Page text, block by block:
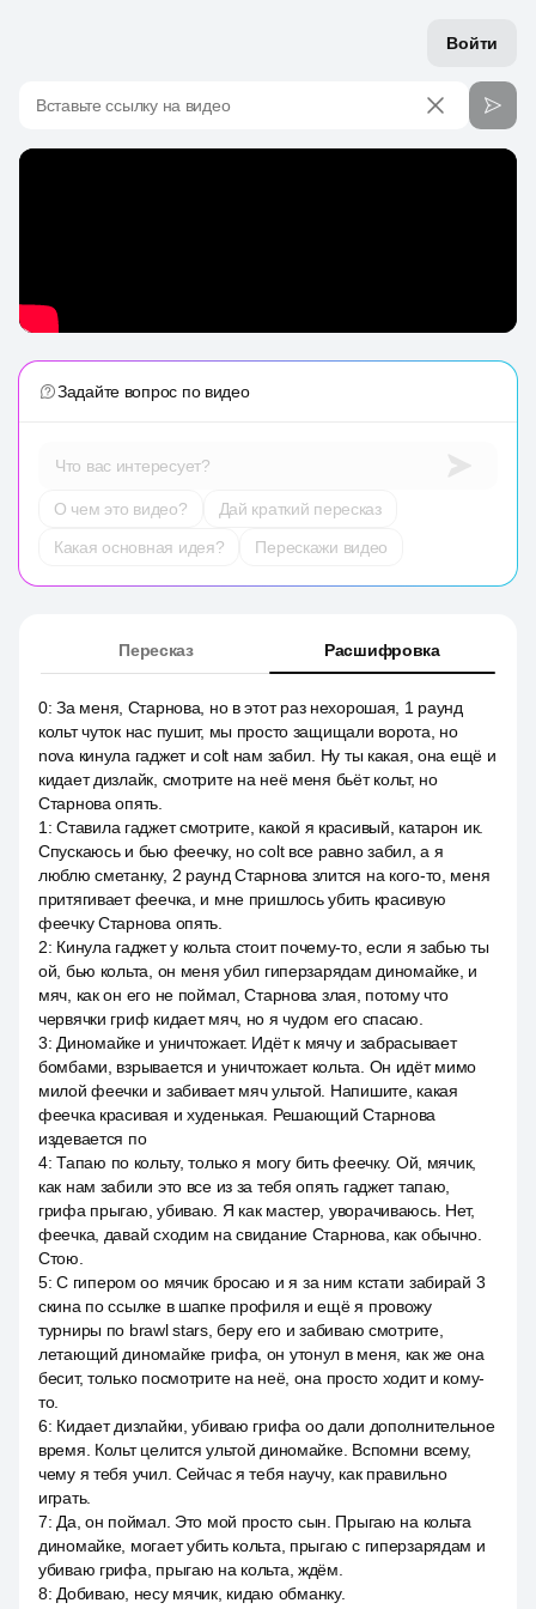
Войти
Вставьте ссылку на видео
Задайте вопрос по видео
Что вас интересует?
О чем это видео?
Дай краткий пересказ
Какая основная идея?
Перескажи видео
Пересказ Расшифровка
0:За меня, Старнова, но в этот раз нехорошая, 1 раунд
кольт чуток нас пушит, мы просто защищали ворота, но
nova кинула гаджет и colt нам забил. Ну ты какая, она ещё и
кидает дизлайк, смотрите на неё меня бьёт кольт, но
Старнова опять.
1 :Ставила гаджет смотрите, какой я красивый, катарон ик.
Спускаюсь и бью феечку, но colt все равно забил, а я
люблю сметанку, 2 раунд Старнова злится на кого-то, меня
притягивает феечка, и мне пришлось убить красивую
феечку Старнова опять.
2: Кинула гаджет у кольта стоит почему-то, если я забью ты
ой, бью кольта, он меня убил гиперзарядам диномайке, и
мяч, как он его не поймал, Старнова злая, потому что
червячки гриф кидает мяч, но я чудом его спасаю.
3: Диномайке и уничтожает. Идёт к мячу и забрасывает
бомбами, взрывается и уничтожает кольта. Он идёт мимо
милой феечки и забивает мяч ультой. Напишите, какая
феечка красивая и худенькая. Решающий Старнова
издевается по
4:Тапаю по кольту, только я могу бить феечку. Ой, мячик,
как нам забили это все из за тебя опять гаджет тапаю,
грифа прыгаю, убиваю. Я как мастер, уворачиваюсь. Нет,
феечка, давай сходим на свидание Старнова, как обычно.
Стою.
5:С гипером оо мячик бросаю и я за ним кстати забирай 3
скина по ссылке в шапке профиля и ещё я провожу
турниры по brawl stars, беру его и забиваю смотрите,
летающий диномайке грифа, он утонул в меня, как же она
бесит, только посмотрите на неё, она просто ходит и кому-
то.
6: Кидает дизлайки, убиваю грифа оо дали дополнительное
время. Кольт целится ультой диномайке. Вспомни всему,
чему я тебя учил. Сейчас я тебя научу, как правильно
играть.
7: Да, он поймал. Это мой просто сын. Прыгаю на кольта
диномайке, могает убить кольта, прыгаю с гиперзарядам и
убиваю грифа, прыгаю на кольта, ждём.
8: Добиваю, несу мячик, кидаю обманку.